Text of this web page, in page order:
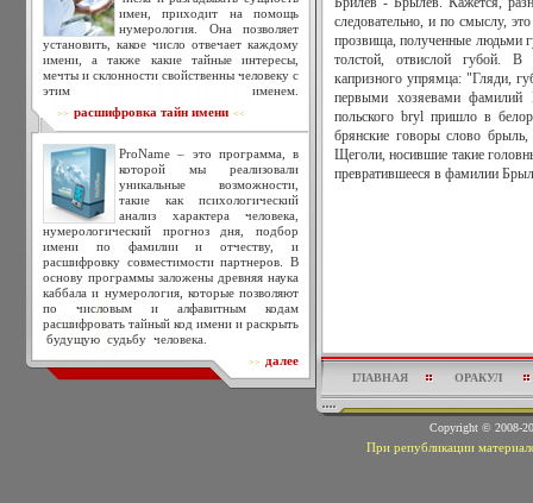
имен, приходит на помощь
нумерология. Она позволяет
установить, какое число отвечает каждому
имени, а также какие тайные интересы,
мечты и склонности свойственны человеку с
этим именем.
>> расшифровка тайн имени <<
ProName – это программа, в
которой мы реализовали
уникальные возможности,
такие как психологический
анализ характера человека,
нумерологический прогноз дня, подбор
имени по фамилии и отчеству, и
расшифровку совместимости партнеров. В
основу программы заложены древняя наука
каббала и нумерология, которые позволяют
по числовым и алфавитным кодам
расшифровать тайный код имени и раскрыть
будущую судьбу человека.
>> далее
следовательно, и по смыслу,
прозвища, полученные людьми
толстой, отвислой губой. В
капризного упрямца: "Гляди,
первыми хозяевами
польского bryl пришло в
брянские говоры слово
Щеголи, носившие такие
превратившееся в фамилии
ГЛАВНАЯ ОРАКУЛ
Copyright © 2008-
При републикации